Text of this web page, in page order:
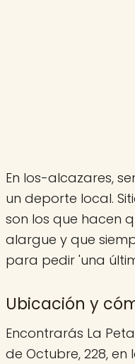
En los-alcazares,
un deporte local.
son los que hacen
alargue y que
para pedir 'una
Ubicación y
Encontrarás La
de Octubre, 228, en